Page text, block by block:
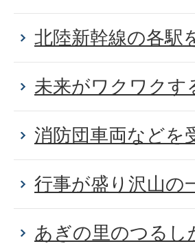
北陸新幹線の各駅
未来がワクワクす
消防団車両などを
行事が盛り沢山の
あぎの里のつる